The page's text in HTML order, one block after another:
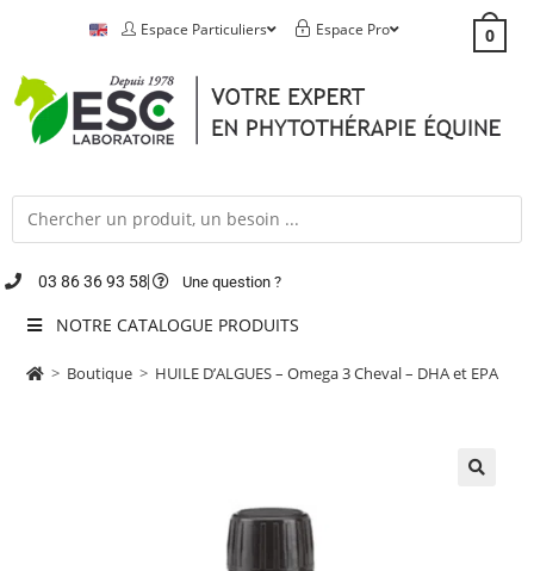
Espace Particuliers Espace Pro 0
03 86 36 93 58 Une question ?
NOTRE CATALOGUE PRODUITS
> Boutique > HUILE D’ALGUES – Omega 3 Cheval – DHA et EPA